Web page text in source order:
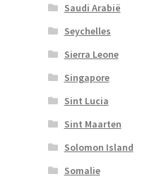
Saudi Arabië
Seychelles
Sierra Leone
Singapore
Sint Lucia
Sint Maarten
Solomon Island
Somalie